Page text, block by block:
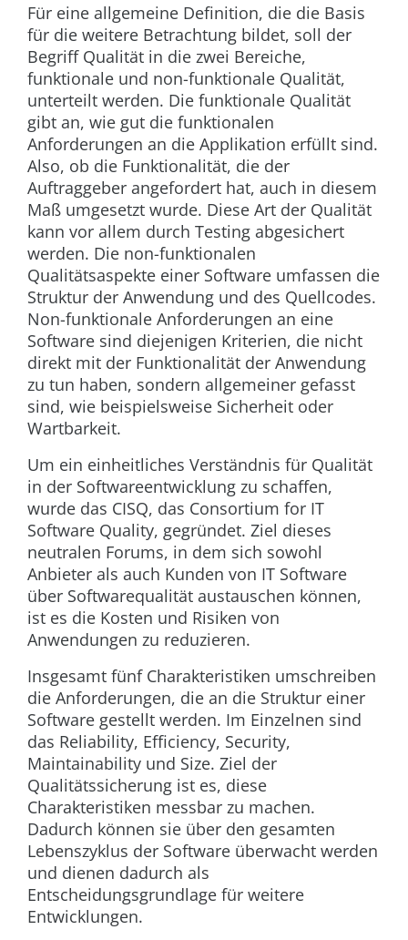
Für eine allgemeine Definition, die die Basis
für die weitere Betrachtung bildet, soll der
Begriff Qualität in die zwei Bereiche,
funktionale und non-funktionale Qualität,
unterteilt werden. Die funktionale Qualität
gibt an, wie gut die funktionalen
Anforderungen an die Applikation erfüllt sind.
Also, ob die Funktionalität, die der
Auftraggeber angefordert hat, auch in diesem
Maß umgesetzt wurde. Diese Art der Qualität
kann vor allem durch Testing abgesichert
werden. Die non-funktionalen
Qualitätsaspekte einer Software umfassen die
Struktur der Anwendung und des Quellcodes.
Non-funktionale Anforderungen an eine
Software sind diejenigen Kriterien, die nicht
direkt mit der Funktionalität der Anwendung
zu tun haben, sondern allgemeiner gefasst
sind, wie beispielsweise Sicherheit oder
Wartbarkeit.
Um ein einheitliches Verständnis für Qualität
in der Softwareentwicklung zu schaffen,
wurde das CISQ, das Consortium for IT
Software Quality, gegründet. Ziel dieses
neutralen Forums, in dem sich sowohl
Anbieter als auch Kunden von IT Software
über Softwarequalität austauschen können,
ist es die Kosten und Risiken von
Anwendungen zu reduzieren.
Insgesamt fünf Charakteristiken umschreiben
die Anforderungen, die an die Struktur einer
Software gestellt werden. Im Einzelnen sind
das Reliability, Efficiency, Security,
Maintainability und Size. Ziel der
Qualitätssicherung ist es, diese
Charakteristiken messbar zu machen.
Dadurch können sie über den gesamten
Lebenszyklus der Software überwacht werden
und dienen dadurch als
Entscheidungsgrundlage für weitere
Entwicklungen.